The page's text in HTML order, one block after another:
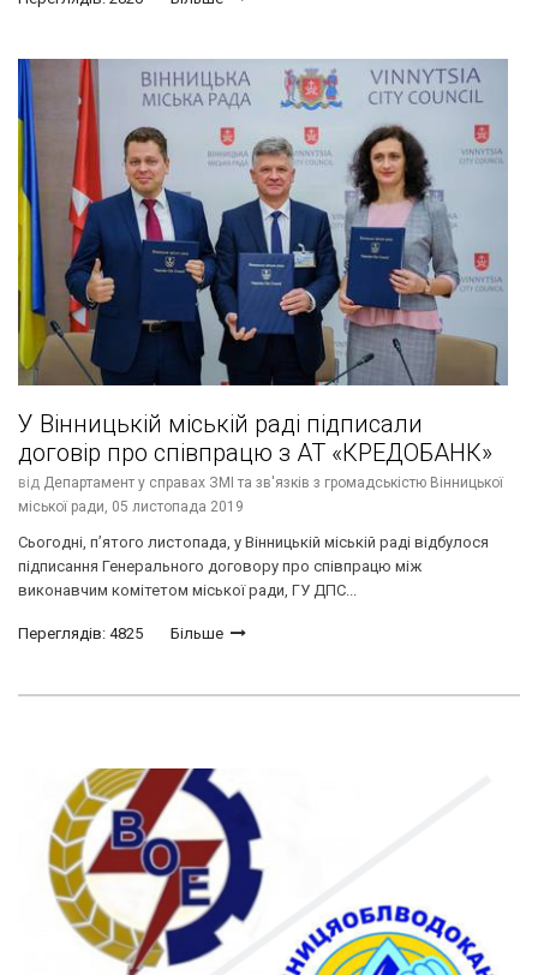
У Вінницькій міській раді підписали
договір про співпрацю з АТ «КРЕДОБАНК»
від Департамент у справах ЗМІ та зв'язків з громадськістю Вінницької
міської ради, 05 листопада 2019
Сьогодні, п’ятого листопада, у Вінницькій міській раді відбулося
підписання Генерального договору про співпрацю між
виконавчим комітетом міської ради, ГУ ДПС...
Переглядів: 4825 Більше